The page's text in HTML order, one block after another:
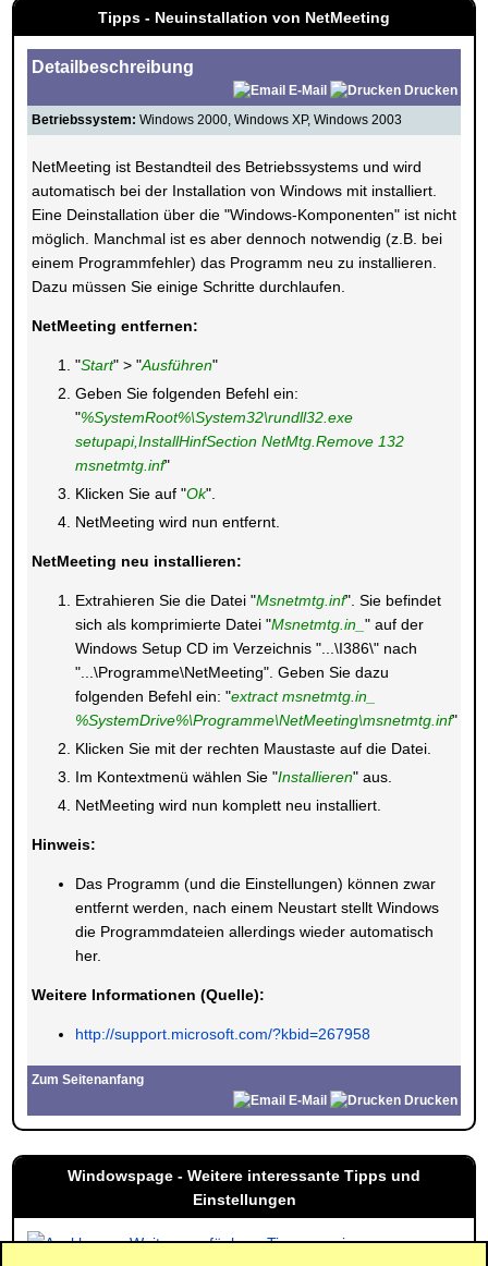
Tipps - Neuinstallation von NetMeeting
Detailbeschreibung
E-Mail
Drucken
Betriebssystem: Windows 2000, Windows XP, Windows 2003
NetMeeting ist Bestandteil des Betriebssystems und wird
automatisch bei der Installation von Windows mit installiert.
Eine Deinstallation über die "Windows-Komponenten" ist nicht
möglich. Manchmal ist es aber dennoch notwendig (z.B. bei
einem Programmfehler) das Programm neu zu installieren.
Dazu müssen Sie einige Schritte durchlaufen.
NetMeeting entfernen:
"Start" > "Ausführen"
Geben Sie folgenden Befehl ein:
"%SystemRoot%\System32\rundll32.exe
setupapi,InstallHinfSection NetMtg.Remove 132
msnetmtg.inf"
Klicken Sie auf "Ok".
NetMeeting wird nun entfernt.
NetMeeting neu installieren:
Extrahieren Sie die Datei "Msnetmtg.inf". Sie befindet
sich als komprimierte Datei "Msnetmtg.in_" auf der
Windows Setup CD im Verzeichnis "...\I386\" nach
"...\Programme\NetMeeting". Geben Sie dazu
folgenden Befehl ein: "extract msnetmtg.in_
%SystemDrive%\Programme\NetMeeting\msnetmtg.inf"
Klicken Sie mit der rechten Maustaste auf die Datei.
Im Kontextmenü wählen Sie "Installieren" aus.
NetMeeting wird nun komplett neu installiert.
Hinweis:
Das Programm (und die Einstellungen) können zwar
entfernt werden, nach einem Neustart stellt Windows
die Programmdateien allerdings wieder automatisch
her.
Weitere Informationen (Quelle):
http://support.microsoft.com/?kbid=267958
Zum Seitenanfang
E-Mail
Drucken
Windowspage - Weitere interessante Tipps und
Einstellungen
Weitere verfügbare Tipps anzeigen